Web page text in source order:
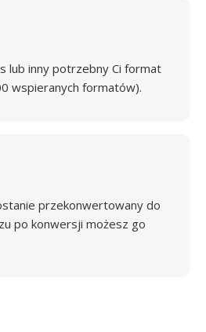
lub inny potrzebny Ci format
wspieranych formatów).
przekonwertowany do
po konwersji możesz go